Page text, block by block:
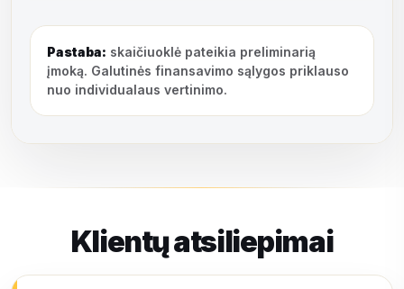
Pastaba: skaičiuoklė pateikia preliminarią
įmoką. Galutinės finansavimo sąlygos priklauso
nuo individualaus vertinimo.
Klientų atsiliepimai